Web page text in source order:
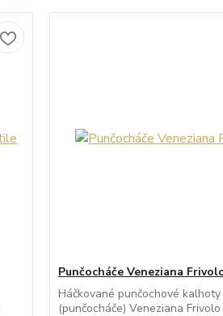
Punčocháče Veneziana
Háčkované punčochové kalhoty
(punčocháče) Veneziana